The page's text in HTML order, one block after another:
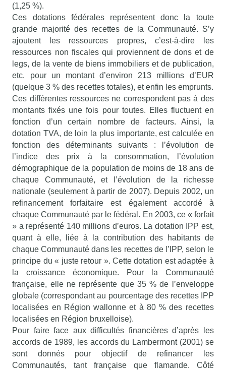
(1,25 %).
Ces dotations fédérales représentent donc la toute
grande majorité des recettes de la Communauté. S’y
ajoutent les ressources propres, c’est-à-dire les
ressources non fiscales qui proviennent de dons et de
legs, de la vente de biens immobiliers et de publication,
etc. pour un montant d’environ 213 millions d’EUR
(quelque 3 % des recettes totales), et enfin les emprunts.
Ces différentes ressources ne correspondent pas à des
montants fixés une fois pour toutes. Elles fluctuent en
fonction d’un certain nombre de facteurs. Ainsi, la
dotation TVA, de loin la plus importante, est calculée en
fonction des déterminants suivants : l’évolution de
l’indice des prix à la consommation, l’évolution
démographique de la population de moins de 18 ans de
chaque Communauté, et l’évolution de la richesse
nationale (seulement à partir de 2007). Depuis 2002, un
refinancement forfaitaire est également accordé à
chaque Communauté par le fédéral. En 2003, ce « forfait
» a représenté 140 millions d’euros. La dotation IPP est,
quant à elle, liée à la contribution des habitants de
chaque Communauté dans les recettes de l’IPP, selon le
principe du « juste retour ». Cette dotation est adaptée à
la croissance économique. Pour la Communauté
française, elle ne représente que 35 % de l’enveloppe
globale (correspondant au pourcentage des recettes IPP
localisées en Région wallonne et à 80 % des recettes
localisées en Région bruxelloise).
Pour faire face aux difficultés financières d’après les
accords de 1989, les accords du Lambermont (2001) se
sont donnés pour objectif de refinancer les
Communautés, tant française que flamande. Côté